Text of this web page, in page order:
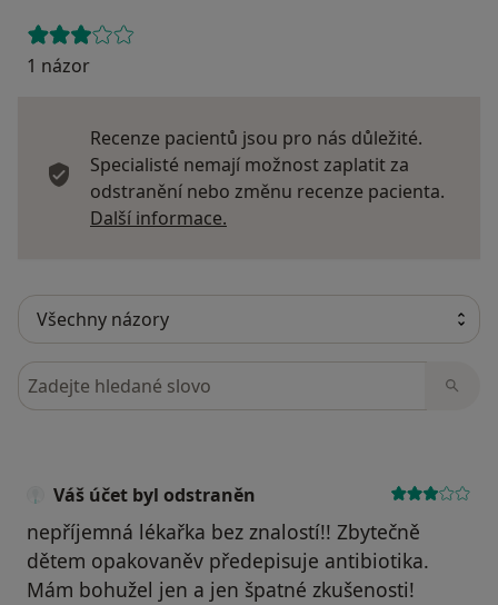
1 názor
Recenze pacientů jsou pro nás důležité.
Specialisté nemají možnost zaplatit za
odstranění nebo změnu recenze pacienta.
Další informace.
Hledejte v názorech
Váš účet byl odstraněn
nepříjemná lékařka bez znalostí!! Zbytečně
dětem opakovaněv předepisuje antibiotika.
Mám bohužel jen a jen špatné zkušenosti!